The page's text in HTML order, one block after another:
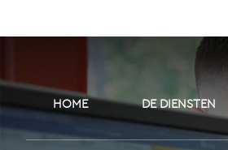
HOME DE DIENSTEN